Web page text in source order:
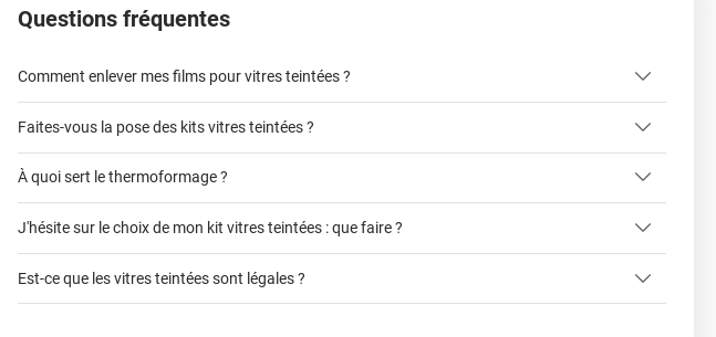
Questions fréquentes
Comment enlever mes films pour vitres teintées ?
Faites-vous la pose des kits vitres teintées ?
kits vitres teintées
À quoi sert le thermoformage ?
faciliter la pose du film sur la vitre
J'hésite sur le choix de mon kit vitres teintées : que faire ?
ce formulaire
Est-ce que les vitres teintées sont légales ?